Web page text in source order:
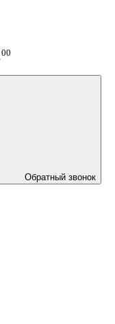
00
Обратный звонок